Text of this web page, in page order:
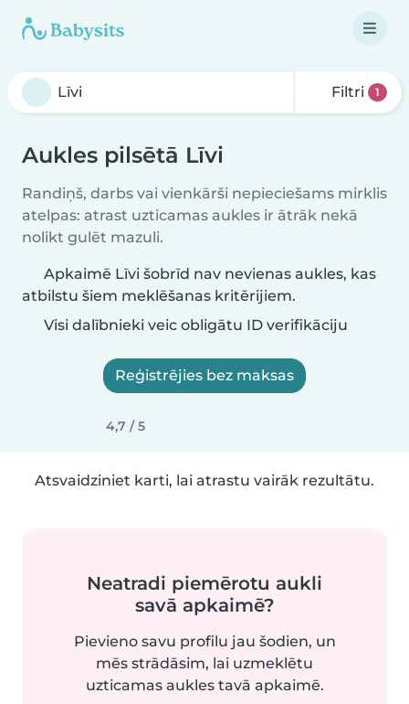
Filtri 1
Aukles pilsētā Līvi
Randiņš, darbs vai vienkārši nepieciešams mirklis
atelpas: atrast uzticamas aukles ir ātrāk nekā
nolikt gulēt mazuli.
Apkaimē Līvi šobrīd nav nevienas aukles, kas
atbilstu šiem meklēšanas kritērijiem.
Visi dalībnieki veic obligātu ID verifikāciju
Reģistrējies bez maksas
4,7 / 5
Atsvaidziniet karti, lai atrastu vairāk rezultātu.
Neatradi piemērotu aukli
savā apkaimē?
Pievieno savu profilu jau šodien, un
mēs strādāsim, lai uzmeklētu
uzticamas aukles tavā apkaimē.